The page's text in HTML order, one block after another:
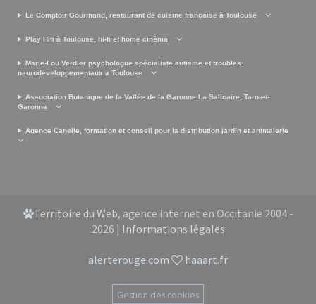
Le Comptoir Gourmand, restaurant de cuisine française à Toulouse
Play Hifi à Toulouse, hi-fi et home cinéma
Marie-Lou Verdier psychologue spécialiste autisme et troubles
neurodéveloppementaux à Toulouse
Association Botanique de la Vallée de la Garonne La Salicaire, Tarn-et-
Garonne
Agence Canelle, formation et conseil pour la distribution jardin et animalerie
Territoire du Web, agence internet en Occitanie 2004 -
2026 | Informations légales
alerterouge.com haaart.fr
Gestion des cookies